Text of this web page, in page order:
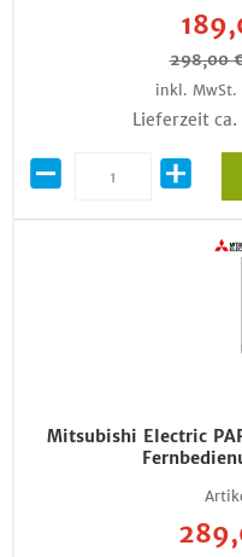
298,00
inkl. MwSt.
Lieferzeit
Mitsubishi Electric